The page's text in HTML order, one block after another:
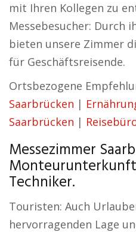
mit Ihren Kollegen zu
Messebesucher: Durch
bieten unsere Zimmer
für Geschäftsreisende.
Ortsbezogene
Saarbrücken |
Saarbrücken |
Messezimmer
Techniker.
Touristen: Auch
hervorragenden Lage